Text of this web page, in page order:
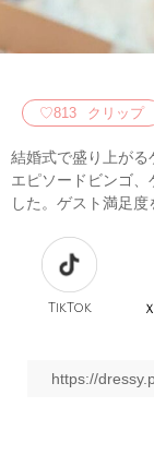
♡813 クリップ
結婚式で盛り上がる
エピソードビンゴ
した。ゲスト満足度
TikTok
https://